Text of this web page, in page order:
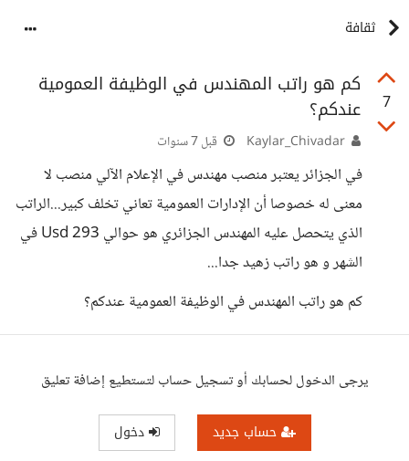
ثقافة
7
كم هو راتب المهندس في الوظيفة العمومية
عندكم؟
قبل 7 سنوات
في الجزائر يعتبر منصب مهندس في الإعلام الآلي منصب لا
معنى له خصوصا أن الإدارات العمومية تعاني تخلف كبير...الراتب
الذي يتحصل عليه المهندس الجزائري هو حوالي 293 Usd في
الشهر و هو راتب زهيد جدا...
كم هو راتب المهندس في الوظيفة العمومية عندكم؟
يرجى الدخول لحسابك أو تسجيل حساب لتستطيع إضافة تعليق
حساب جديد دخول